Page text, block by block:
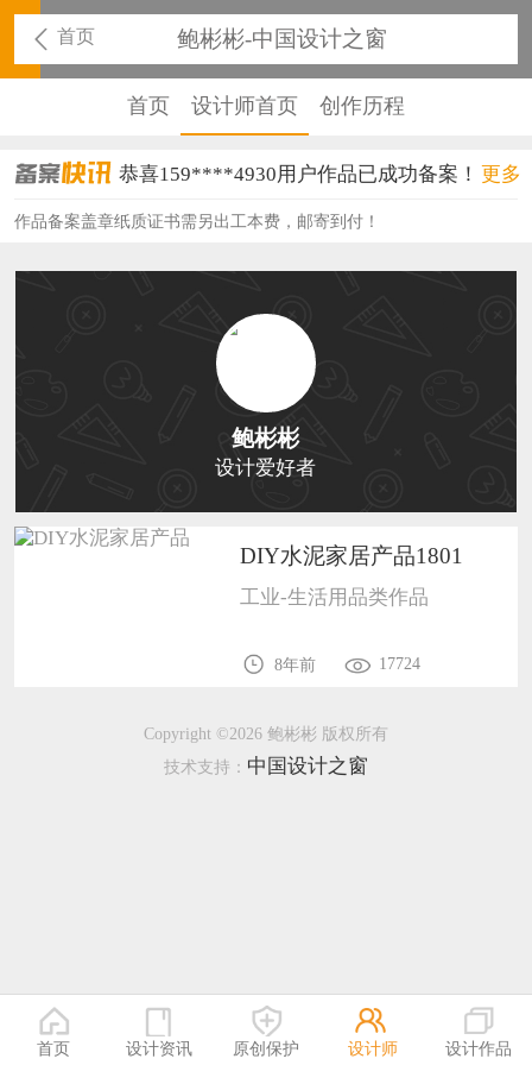
首页 鲍彬彬-中国设计之窗
首页 设计师首页 创作历程
恭喜159****4930用户作品已成功备案！
恭喜150****6483用户作品已成功备案！
恭喜131****2473用户作品已成功备案！
恭喜159****4201用户作品已成功备案！
恭喜133****6466用户作品已成功备案！
恭喜131****1475用户作品已成功备案！
恭喜133****8874用户作品已成功备案！
恭喜138****8638用户作品已成功备案！
恭喜133****9020用户作品已成功备案！
恭喜136****9807用户作品已成功备案！
更多
作品备案盖章纸质证书需另出工本费，邮寄到付！
鲍彬彬
设计爱好者
DIY水泥家居产品1801
工业-生活用品类作品
8年前 17724
Copyright ©2026 鲍彬彬 版权所有
技术支持： 中国设计之窗
首页 设计资讯 原创保护 设计师 设计作品